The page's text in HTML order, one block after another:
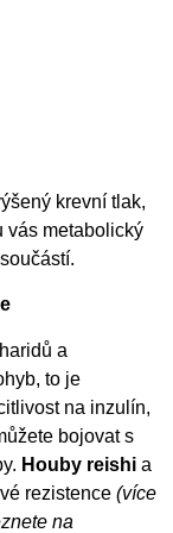
krevní tlak,
vás metabolický
a
to je
na inzulín,
bojovat s
Houby reishi a
rezistence (více
na